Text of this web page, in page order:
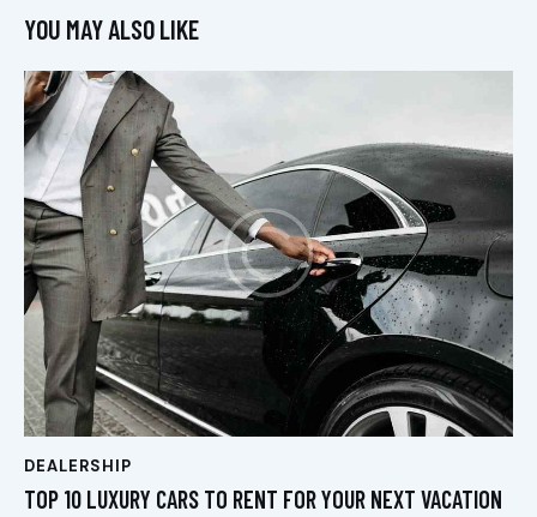
YOU MAY ALSO LIKE
DEALERSHIP
TOP 10 LUXURY CARS TO RENT FOR YOUR NEXT VACATION